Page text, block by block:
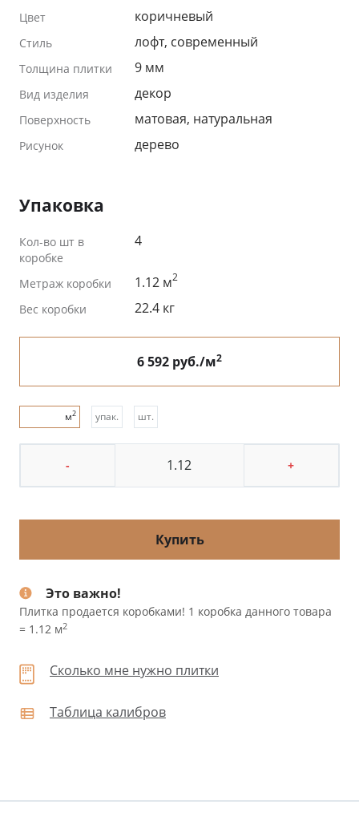
Цвет коричневый
Стиль лофт, современный
Толщина плитки 9 мм
Вид изделия декор
Поверхность матовая, натуральная
Рисунок дерево
Упаковка
Кол-во шт в
коробке
4
Метраж коробки 1.12 м2
Вес коробки 22.4 кг
6 592 руб./м2
м2 упак. шт.
- +
Купить
Это важно!
Плитка продается коробками! 1 коробка данного товара
= 1.12 м2
Сколько мне нужно плитки
Таблица калибров